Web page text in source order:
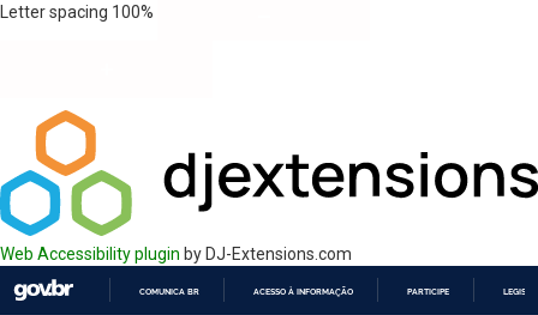
Letter spacing 100%
Web Accessibility plugin by DJ-Extensions.com
COMUNICA BR ACESSO À INFORMAÇÃO PARTICIPE